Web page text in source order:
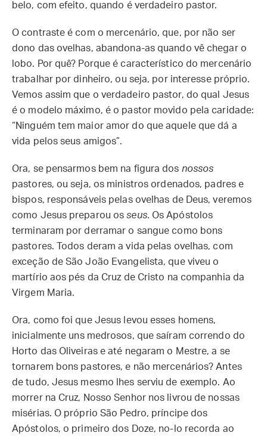
belo, com efeito, quando é verdadeiro pastor.
O contraste é com o mercenário, que, por não ser
dono das ovelhas, abandona-as quando vê chegar o
lobo. Por quê? Porque é característico do mercenário
trabalhar por dinheiro, ou seja, por interesse próprio.
Vemos assim que o verdadeiro pastor, do qual Jesus
é o modelo máximo, é o pastor movido pela caridade:
“Ninguém tem maior amor do que aquele que dá a
vida pelos seus amigos”.
Ora, se pensarmos bem na figura dos nossos
pastores, ou seja, os ministros ordenados, padres e
bispos, responsáveis pelas ovelhas de Deus, veremos
como Jesus preparou osseus. Os Apóstolos
terminaram por derramar o sangue como bons
pastores. Todos deram a vida pelas ovelhas, com
exceção de São João Evangelista, que viveu o
martírio aos pés da Cruz de Cristo na companhia da
Virgem Maria.
Ora, como foi que Jesus levou esses homens,
inicialmente uns medrosos, que saíram correndo do
Horto das Oliveiras e até negaram o Mestre, a se
tornarem bons pastores, e não mercenários? Antes
de tudo, Jesus mesmo lhes serviu de exemplo. Ao
morrer na Cruz, Nosso Senhor nos livrou de nossas
misérias. O próprio São Pedro, príncipe dos
Apóstolos, o primeiro dos Doze, no-lo recorda ao